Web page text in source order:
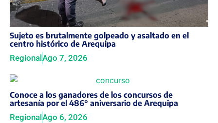
Sujeto es brutalmente golpeado y asaltado en el
centro histórico de Arequipa
RegionalAgo 7, 2026
Conoce a los ganadores de los concursos de
artesanía por el 486° aniversario de Arequipa
Regional Ago 6, 2026